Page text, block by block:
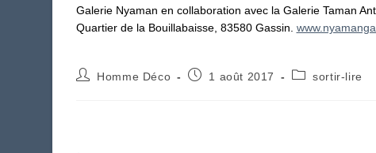
Galerie Nyaman en collaboration avec la Galerie Taman
Quartier de la Bouillabaisse, 83580 Gassin.
Auteur/autrice
Homme Déco
Publication
1 août 2017
Postsortir-lire